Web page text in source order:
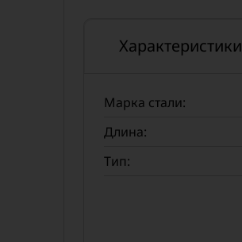
Характеристики
Марка стали:
Длина:
Тип: